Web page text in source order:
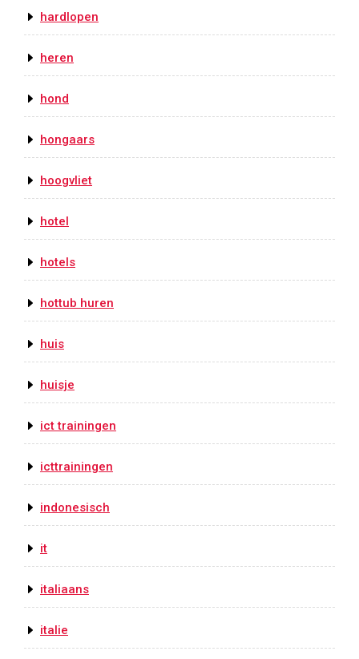
hardlopen
heren
hond
hongaars
hoogvliet
hotel
hotels
hottub huren
huis
huisje
ict trainingen
icttrainingen
indonesisch
it
italiaans
italie